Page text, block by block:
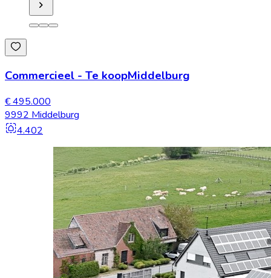
Commercieel - Te koopMiddelburg
€ 495.000
9992 Middelburg
4.402